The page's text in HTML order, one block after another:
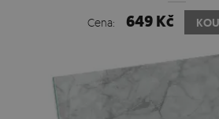
Cena: 649 Kč